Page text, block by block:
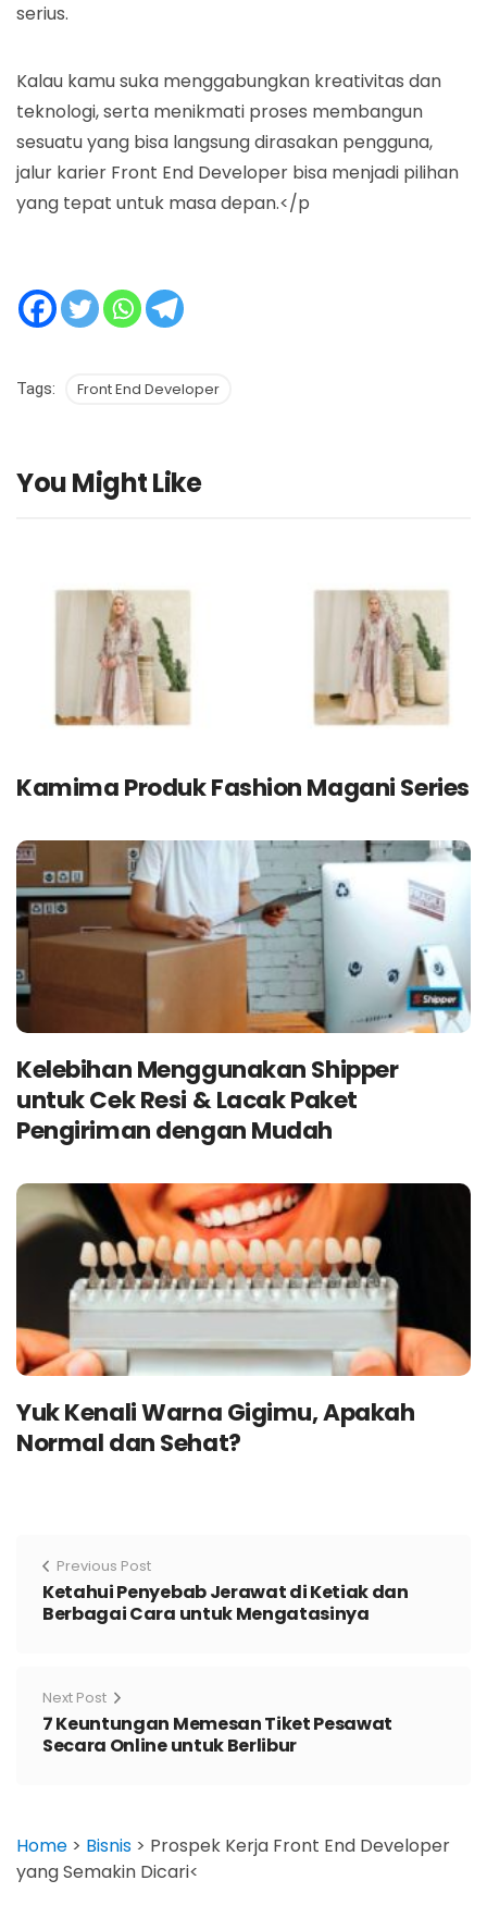
serius.
Kalau kamu suka menggabungkan kreativitas dan
teknologi, serta menikmati proses membangun
sesuatu yang bisa langsung dirasakan pengguna,
jalur karier Front End Developer bisa menjadi pilihan
yang tepat untuk masa depan.</p
Tags: Front End Developer
You Might Like
Kamima Produk Fashion Magani Series
Kelebihan Menggunakan Shipper
untuk Cek Resi & Lacak Paket
Pengiriman dengan Mudah
Yuk Kenali Warna Gigimu, Apakah
Normal dan Sehat?
Previous Post
Ketahui Penyebab Jerawat di Ketiak dan
Berbagai Cara untuk Mengatasinya
Next Post
7 Keuntungan Memesan Tiket Pesawat
Secara Online untuk Berlibur
Home > Bisnis > Prospek Kerja Front End Developer
yang Semakin Dicari<